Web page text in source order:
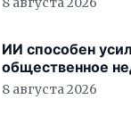
ИИ способен
общественное
всём мире
8 августа 2026